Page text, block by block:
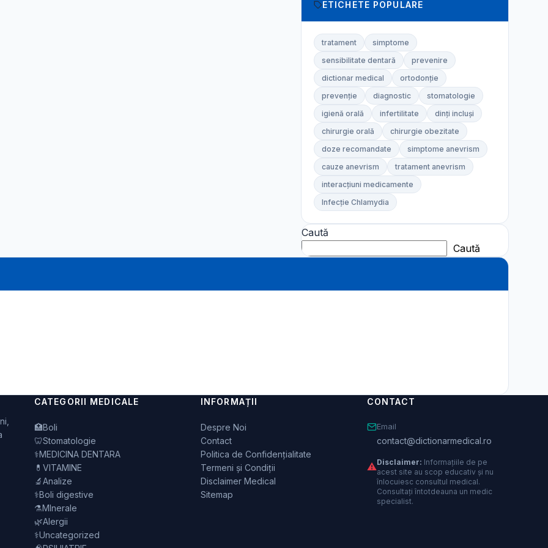
ETICHETE POPULARE
tratament
simptome
sensibilitate dentară
prevenire
dictionar medical
ortodonție
prevenție
diagnostic
stomatologie
igienă orală
infertilitate
dinți incluși
chirurgie orală
chirurgie obezitate
doze recomandate
simptome anevrism
cauze anevrism
tratament anevrism
interacțiuni medicamente
Infecție Chlamydia
Caută
Caută
CATEGORII MEDICALE
🏥Boli
🦷Stomatologie
⚕️MEDICINA DENTARA
💊 VITAMINE
🔬Analize
⚕️Boli digestive
⚗️MInerale
🌿Alergii
⚕️Uncategorized
INFORMAȚII
Despre Noi
Contact
Politica de Confidențialitate
Termeni și Condiții
Disclaimer Medical
Sitemap
CONTACT
Email
contact@dictionarmedical.ro
⚠️Disclaimer: Informațiile de pe
acest site au scop educativ și nu
înlocuiesc consultul medical.
Consultați întotdeauna un medic
specialist.